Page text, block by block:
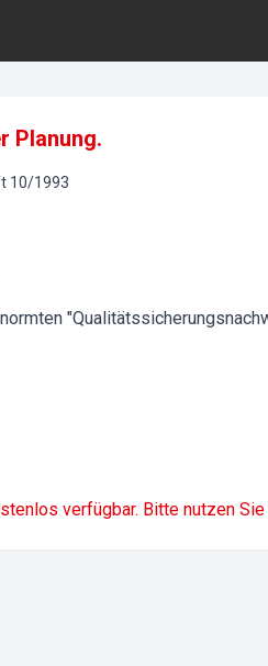
Planung.
10/1993
verfügbar. Bitte nutzen